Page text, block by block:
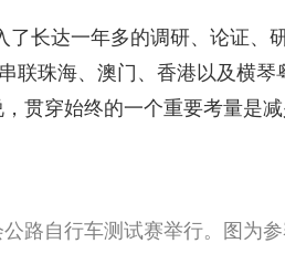
了长达一年多的调研、论证、
联珠海、澳门、香港以及横琴
贯穿始终的一个重要考量是
路自行车测试赛举行。图为